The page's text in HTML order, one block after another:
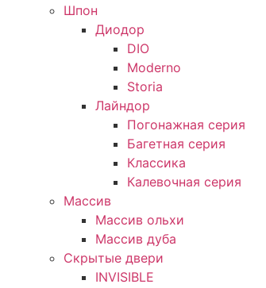
Шпон
Диодор
DIO
Moderno
Storia
Лайндор
Погонажная серия
Багетная серия
Классика
Калевочная серия
Массив
Массив ольхи
Массив дуба
Скрытые двери
INVISIBLE